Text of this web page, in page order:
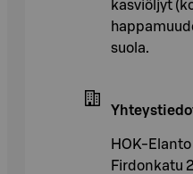
kasviöljyt
suola.
HOK-
Firdonkatu